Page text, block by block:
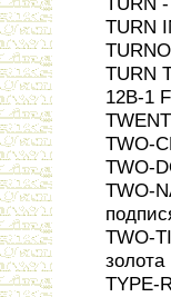
TURN
TURN
12B-1
TWO-
TWO-
TWO-
TWO-
золота
TYPE-